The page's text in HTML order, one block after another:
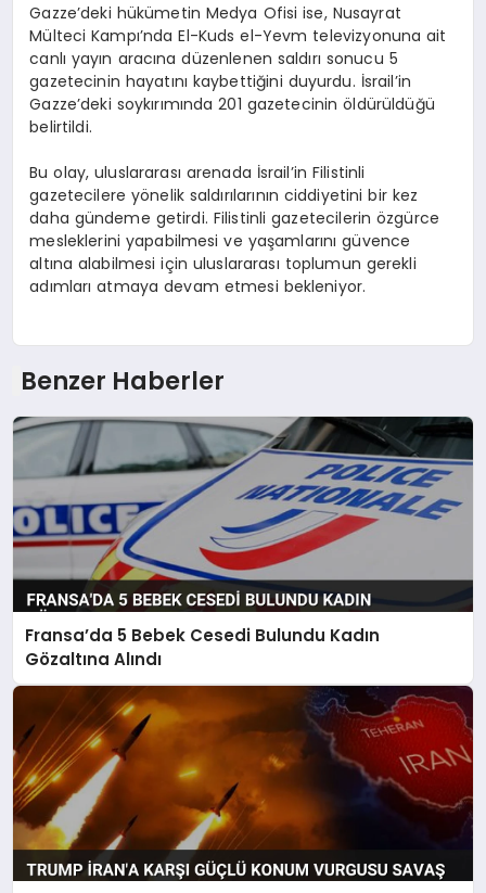
Gazze’deki hükümetin Medya Ofisi ise, Nusayrat
Mülteci Kampı’nda El-Kuds el-Yevm televizyonuna ait
canlı yayın aracına düzenlenen saldırı sonucu 5
gazetecinin hayatını kaybettiğini duyurdu. İsrail’in
Gazze’deki soykırımında 201 gazetecinin öldürüldüğü
belirtildi.
Bu olay, uluslararası arenada İsrail’in Filistinli
gazetecilere yönelik saldırılarının ciddiyetini bir kez
daha gündeme getirdi. Filistinli gazetecilerin özgürce
mesleklerini yapabilmesi ve yaşamlarını güvence
altına alabilmesi için uluslararası toplumun gerekli
adımları atmaya devam etmesi bekleniyor.
Benzer Haberler
Fransa’da 5 Bebek Cesedi Bulundu Kadın
Gözaltına Alındı